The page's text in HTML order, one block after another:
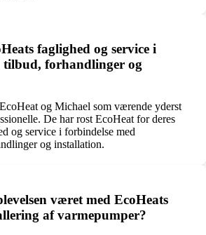
faglighed og service i
tilbud, forhandlinger og
og Michael som værende yderst
De har rost EcoHeat for deres
og service i forbindelse med
og installation.
været med EcoHeats
af varmepumper?